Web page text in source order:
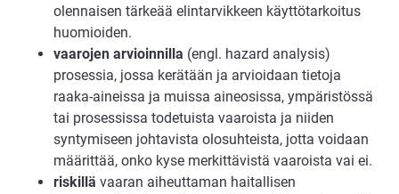
olennaisen tärkeää elintarvikkeen käyttötarkoitus
huomioiden.
vaarojen arvioinnilla (engl. hazard analysis)
prosessia, jossa kerätään ja arvioidaan tietoja
raaka-aineissa ja muissa aineosissa, ympäristössä
tai prosessissa todetuista vaaroista ja niiden
syntymiseen johtavista olosuhteista, jotta voidaan
määrittää, onko kyse merkittävistä vaaroista vai ei.
riskillä vaaran aiheuttaman haitallisen